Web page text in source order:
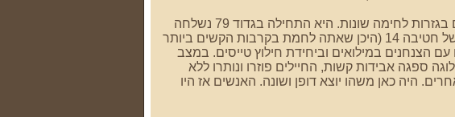
המיוחד בפלוגה הזו שהיא נופצה ופוזרה בין כוחות רבים אחרים בגזרות לחימה שונות. היא התחילה בגדוד 79 נשלחה
לגדוד 9 ובמהלך הלחימה פוזרה לרוחב כל החזית, לגדוד 184 של חטיבה 14 (היכן שאתה לחמת בקרבות הקשים ביותר
הצנחנים במילואים וביחידת חילוץ טייסים. במצב
ספגה אבידות קשות, החיילים פוזרו ונותרו ללא
היה כאן משהו יוצא דופן ושונה. האנשים אז היו